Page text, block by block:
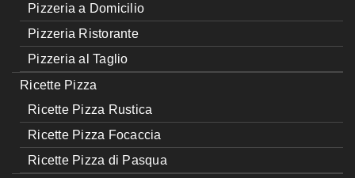
Pizzeria a Domicilio
Pizzeria Ristorante
Pizzeria al Taglio
Ricette Pizza
Ricette Pizza Rustica
Ricette Pizza Focaccia
Ricette Pizza di Pasqua